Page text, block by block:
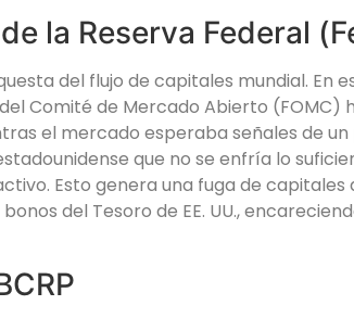
la Reserva Federal
del flujo de capitales mundial. En
Comité de Mercado Abierto (FOMC)
el mercado esperaba señales de
que no se enfría lo
Esto genera una fuga de capitales
del Tesoro de EE. UU.,